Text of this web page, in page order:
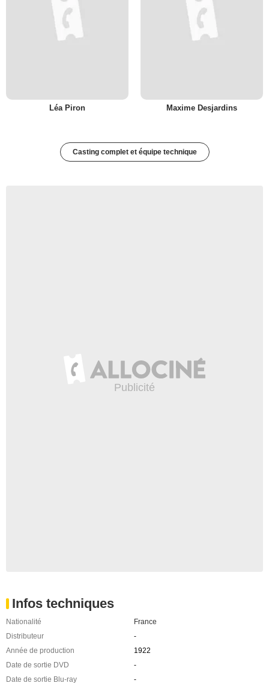
Léa Piron Maxime Desjardins
Casting complet et équipe technique
Infos techniques
Nationalité
France
Distributeur
-
Année de production
1922
Date de sortie DVD
-
Date de sortie Blu-ray
-